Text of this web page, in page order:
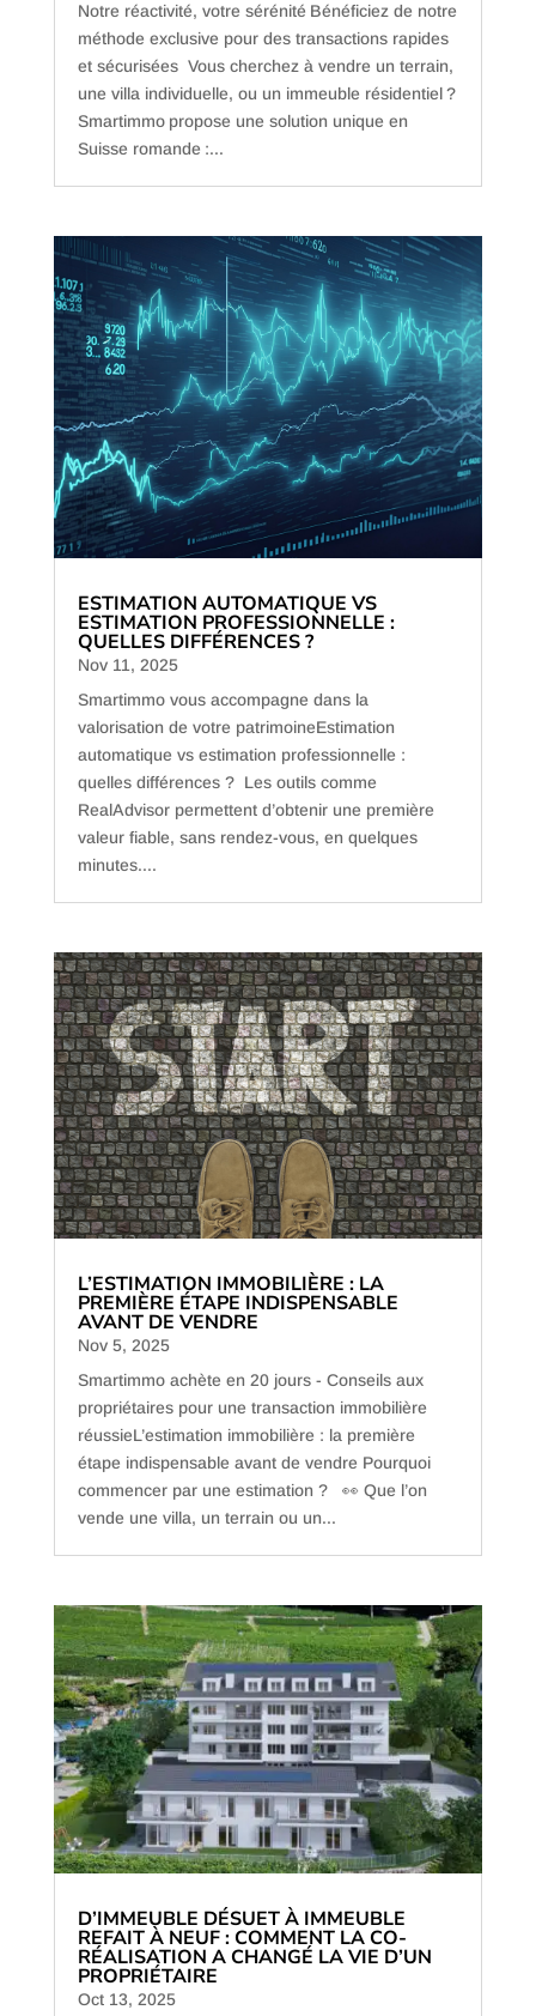
Notre réactivité, votre sérénité Bénéficiez de notre
méthode exclusive pour des transactions rapides
et sécurisées Vous cherchez à vendre un terrain,
une villa individuelle, ou un immeuble résidentiel ?
Smartimmo propose une solution unique en
Suisse romande :...
ESTIMATION AUTOMATIQUE VS
ESTIMATION PROFESSIONNELLE :
QUELLES DIFFÉRENCES ?
Nov 11, 2025
Smartimmo vous accompagne dans la
valorisation de votre patrimoineEstimation
automatique vs estimation professionnelle :
quelles différences ? Les outils comme
RealAdvisor permettent d’obtenir une première
valeur fiable, sans rendez-vous, en quelques
minutes....
L’ESTIMATION IMMOBILIÈRE : LA
PREMIÈRE ÉTAPE INDISPENSABLE
AVANT DE VENDRE
Nov 5, 2025
Smartimmo achète en 20 jours - Conseils aux
propriétaires pour une transaction immobilière
réussieL’estimation immobilière : la première
étape indispensable avant de vendre Pourquoi
commencer par une estimation ? 👀 Que l’on
vende une villa, un terrain ou un...
D’IMMEUBLE DÉSUET À IMMEUBLE
REFAIT À NEUF : COMMENT LA CO-
RÉALISATION A CHANGÉ LA VIE D’UN
PROPRIÉTAIRE
Oct 13, 2025